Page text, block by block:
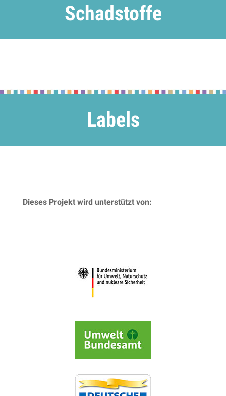
Schadstoffe
Labels
Dieses Projekt wird unterstützt von: